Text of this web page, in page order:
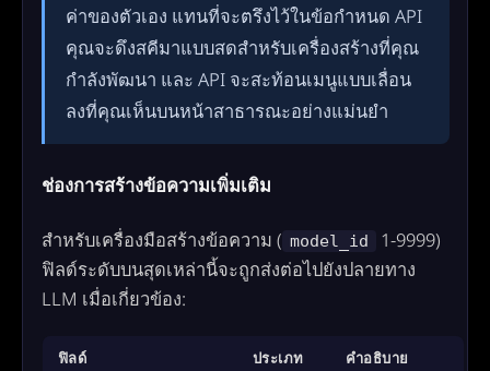
ค่าของตัวเอง แทนที่จะตรึงไว้ในข้อกำหนด API
คุณจะดึงสคีมาแบบสดสำหรับเครื่องสร้างที่คุณ
กำลังพัฒนา และ API จะสะท้อนเมนูแบบเลื่อน
ลงที่คุณเห็นบนหน้าสาธารณะอย่างแม่นยำ
ช่องการสร้างข้อความเพิ่มเติม
สำหรับเครื่องมือสร้างข้อความ ( model_id
1-9999)
ฟิลด์ระดับบนสุดเหล่านี้จะถูกส่งต่อไปยังปลายทาง
LLM เมื่อเกี่ยวข้อง:
ฟิลด์ ประเภท คำอธิบาย